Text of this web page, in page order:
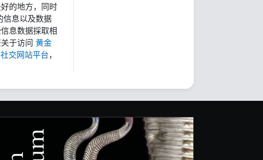
的地方，同时
信息以及数据
息数据採取相
于访问 黄金
社交网站平台，